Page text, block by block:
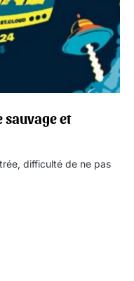
sauvage et
difficulté de ne pas